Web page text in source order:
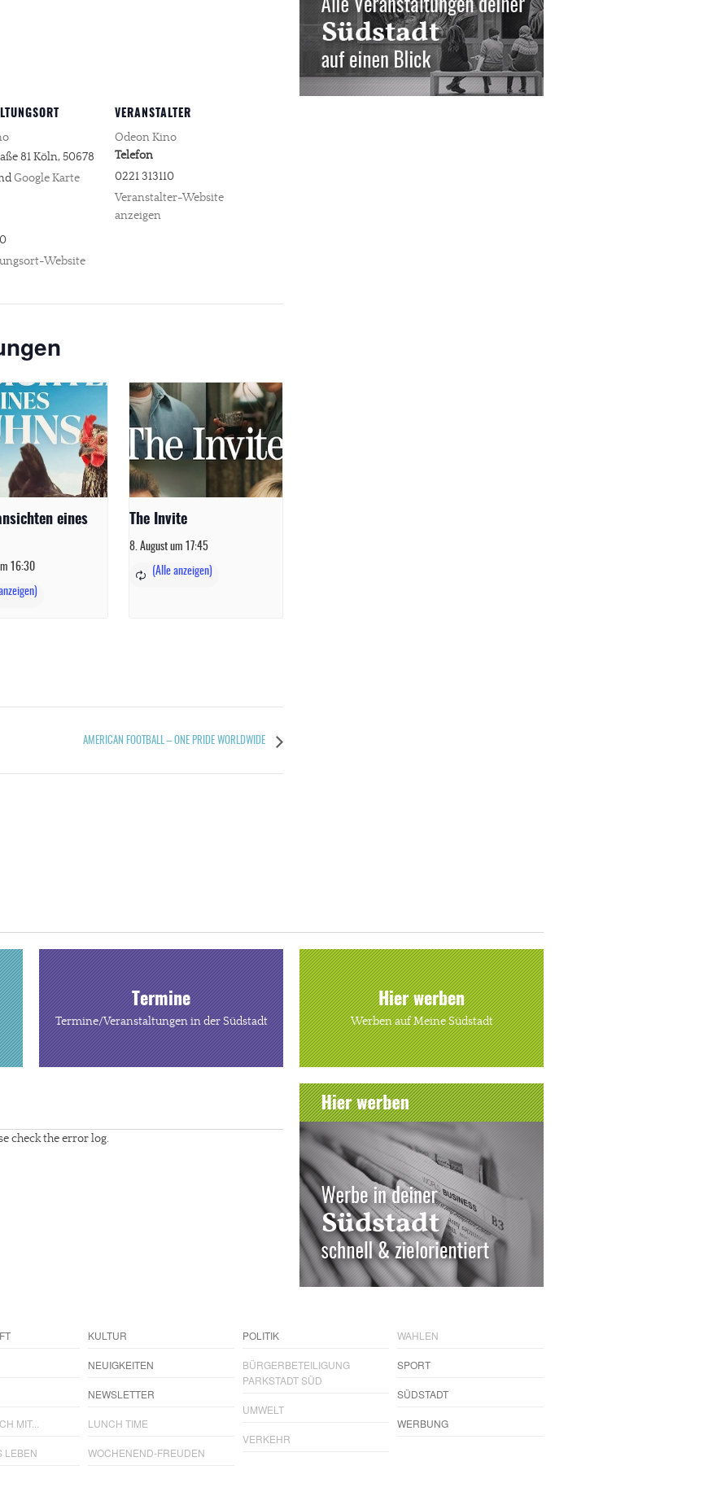
81 Köln, 50678
Google Karte
Website
VERANSTALTER
Odeon Kino
Telefon
0221 313110
Veranstalter-Website
anzeigen
eines
16:30
The Invite
8. August um 17:45
AMERICAN FOOTBALL – ONE PRIDE WORLDWIDE
Termine
Termine/Veranstaltungen in der Südstadt
Hier werben
Werben auf Meine Südstadt
check the error log.
MIT...
LEBEN
KULTUR
NEUIGKEITEN
NEWSLETTER
LUNCH TIME
WOCHENEND-FREUDEN
POLITIK
BÜRGERBETEILIGUNG
PARKSTADT SÜD
UMWELT
VERKEHR
WAHLEN
SPORT
SÜDSTADT
WERBUNG